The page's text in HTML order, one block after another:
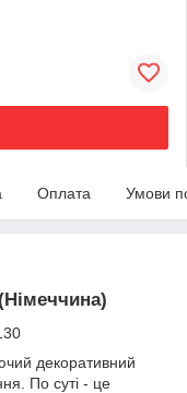
Оплата Умови
декоративний
По суті - це